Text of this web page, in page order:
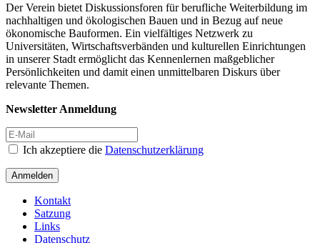
Der Verein bietet Diskussionsforen für berufliche Weiterbildung im
nachhaltigen und ökologischen Bauen und in Bezug auf neue
ökonomische Bauformen. Ein vielfältiges Netzwerk zu
Universitäten, Wirtschaftsverbänden und kulturellen Einrichtungen
in unserer Stadt ermöglicht das Kennenlernen maßgeblicher
Persönlichkeiten und damit einen unmittelbaren Diskurs über
relevante Themen.
Newsletter Anmeldung
Ich akzeptiere die Datenschutzerklärung
Anmelden
Kontakt
Satzung
Links
Datenschutz